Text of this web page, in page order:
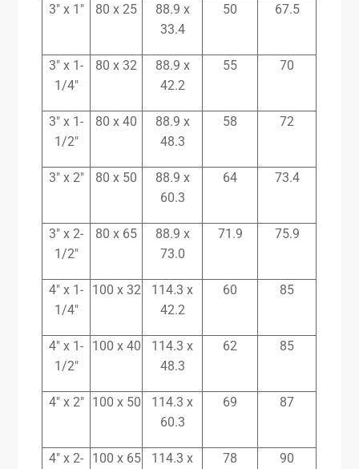
3″ x 1″ 80 x 25
88.9 x
33.4
50 67.5
3″ x 1-
1/4″
80 x 32
88.9 x
42.2
55 70
3″ x 1-
1/2″
80 x 40
88.9 x
48.3
58 72
3″ x 2″ 80 x 50
88.9 x
60.3
64 73.4
3″ x 2-
1/2″
80 x 65
88.9 x
73.0
71.9 75.9
4″ x 1-
1/4″
100 x 32
114.3 x
42.2
60 85
4″ x 1-
1/2″
100 x 40
114.3 x
48.3
62 85
4″ x 2″ 100 x 50
114.3 x
60.3
69 87
4″ x 2-
100 x 65
114.3 x
78 90